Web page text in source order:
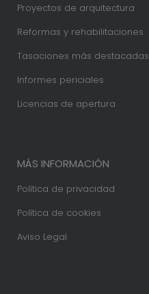
Proyectos de arquitectura
Reformas y rehabilitaciones
Tasaciones más destacadas
Informes periciales
Licencias de apertura
MÁS INFORMACIÓN
Política de privacidad
Política de cookies
Aviso Legal